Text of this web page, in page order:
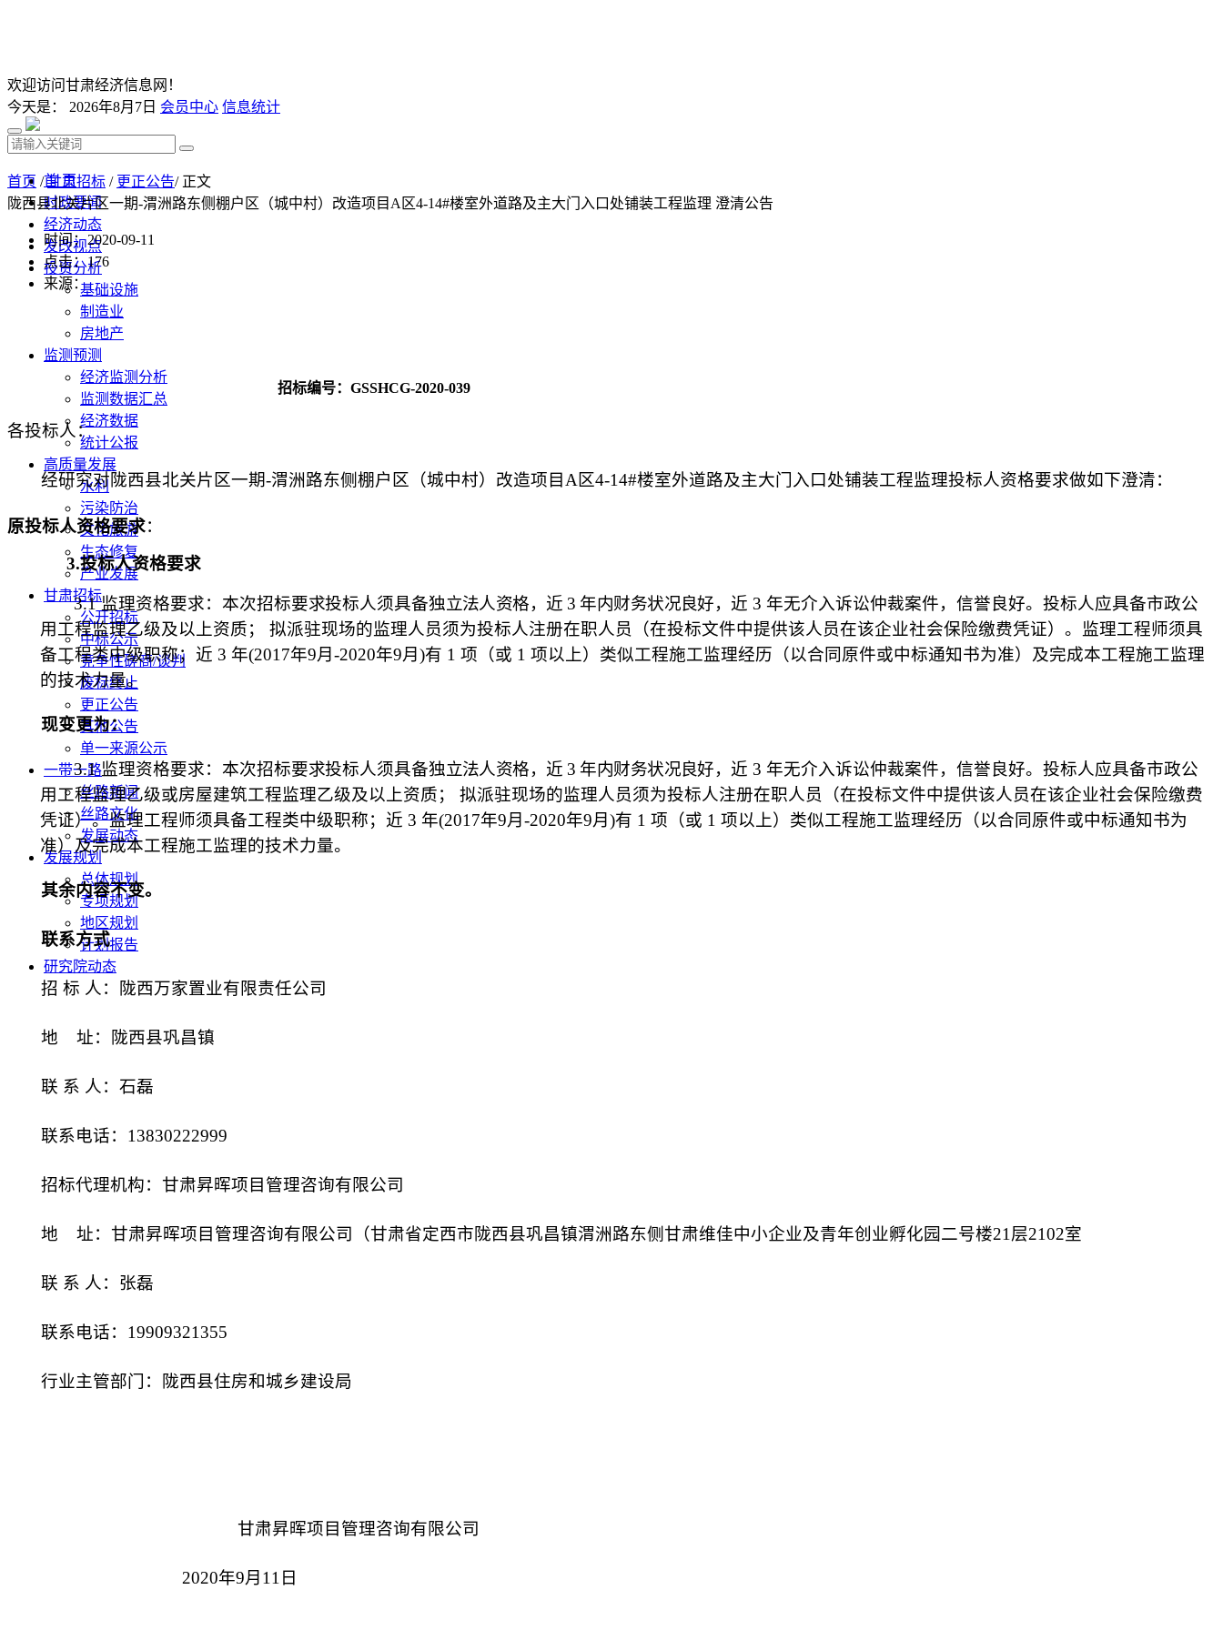
欢迎访问甘肃经济信息网！
今天是： 2026年8月7日 会员中心 信息统计
首 页
时政要闻
经济动态
发改视点
投资分析
基础设施
制造业
房地产
监测预测
经济监测分析
监测数据汇总
经济数据
统计公报
高质量发展
水利
污染防治
文化旅游
生态修复
产业发展
甘肃招标
公开招标
中标公示
竞争性磋商/谈判
废标终止
更正公告
其他公告
单一来源公示
一带一路
丝路新闻
丝路文化
发展动态
发展规划
总体规划
专项规划
地区规划
计划报告
研究院动态
首页 /甘肃招标 / 更正公告/ 正文
陇西县北关片区一期-渭洲路东侧棚户区（城中村）改造项目A区4-14#楼室外道路及主大门入口处铺装工程监理 澄清公告
时间：2020-09-11
点击：176
来源：
招标编号： GSSHCG-2020-039
各投标人：
经研究对陇西县北关片区一期-渭洲路东侧棚户区（城中村）改造项目A区4-14#楼室外道路及主大门入口处铺装工程监理投标人资格要求做如下澄清：
原投标人资格要求：
3.投标人资格要求
3.1 监理资格要求： 本次招标要求投标人须具备独立法人资格，近 3年内财务状况良好， 近 3 年无介入诉讼仲裁案件，信誉良好。投标人应具备市政公
用工程监理乙级及以上资质； 拟派驻现场的监理人员须为投标人注册在职人员（在投标文件中提供该人员在该企业社会保险缴费凭证）。监理工程师须具
备工程类中级职称；近 3 年(201 7年9月 -2020年9月 )有 1 项（或 1 项以上）类似工程施工监理经历（以合同原件或中标通知书为准）及完成本工程施工监理
的技术力量。
现变更为：
3.1 监理资格要求： 本次招标要求投标人须具备独立法人资格，近 3年内财务状况良好， 近 3 年无介入诉讼仲裁案件，信誉良好。投标人应具备市政公
用工程监理乙级或房屋建筑工程监理乙级及以上资质； 拟派驻现场的监理人员须为投标人注册在职人员（在投标文件中提供该人员在该企业社会保险缴费
凭证）。监理工程师须具备工程类中级职称；近 3 年(201 7年9月 -2020年9月 )有 1 项（或 1 项以上）类似工程施工监理经历（以合同原件或中标通知书为
准）及完成本工程施工监理的技术力量。
其余内容不变。
联系方式
招 标 人：陇西万家置业有限责任公司
地 址： 陇西县巩昌镇
联 系 人：石磊
联系电话： 13830222999
招标代理机构：甘肃昇晖项目管理咨询有限公司
地 址：甘肃昇晖项目管理咨询有限公司（甘肃省定西市陇西县巩昌镇渭洲路东侧甘肃维佳中小企业及青年创业孵化园二号楼21层2102室
联 系 人： 张磊
联系电话： 19909321355
行业主管部门： 陇西县住房和城乡建设局
甘肃昇晖项目管理咨询有限公司
2020年9月11日